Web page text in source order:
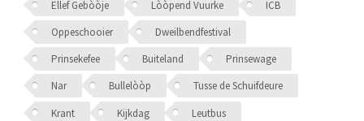
Ellef Gebòòje
Lòòpend Vuurke
ICB
Oppeschooier
Dweilbendfestival
Prinsekefee
Buiteland
Prinsewage
Nar
Bullelòòp
Tusse de Schuifdeure
Krant
Kijkdag
Leutbus